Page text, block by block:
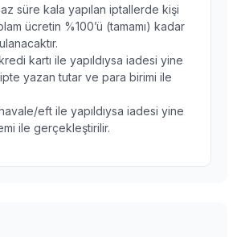
süre kala yapılan iptallerde kişi
ücretin %100’ü (tamamı) kadar
kartı ile yapıldıysa iadesi yine
yazan tutar ve para birimi ile
eft ile yapıldıysa iadesi yine
ile gerçekleştirilir.